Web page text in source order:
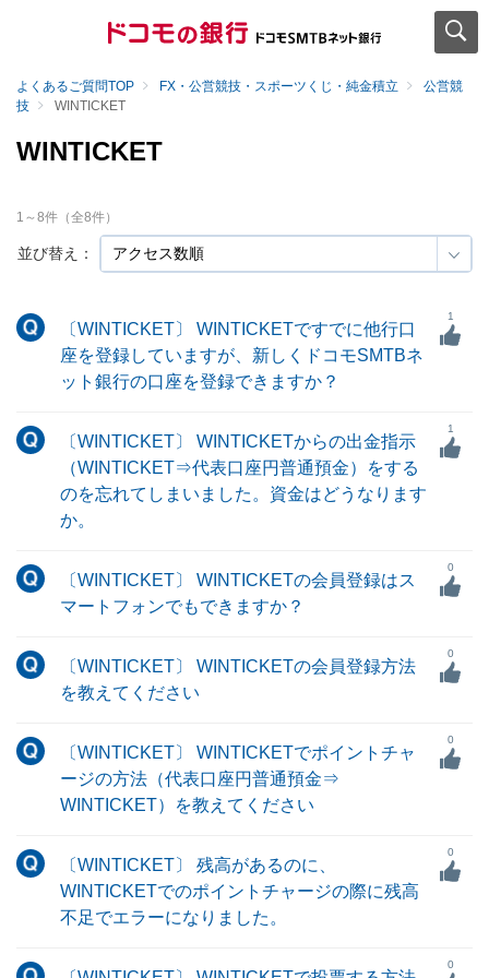
よくあるご質問TOP FX・公営競技・スポーツくじ・純金積立
公営競
技
WINTICKET
WINTICKET
並び替え：
1 ～8件（全8件）
〔WINTICKET〕 WINTICKETですでに他行口
座を登録していますが、新しくドコモSMTBネ
ット銀行の口座を登録できますか？
1
〔WINTICKET〕 WINTICKETからの出金指示
（WINTICKET⇒代表口座円普通預金）をする
のを忘れてしまいました。資金はどうなります
か。
1
〔WINTICKET〕 WINTICKETの会員登録はス
マートフォンでもできますか？
0
〔WINTICKET〕 WINTICKETの会員登録方法
を教えてください
0
〔WINTICKET〕 WINTICKETでポイントチャ
ージの方法（代表口座円普通預金⇒
WINTICKET）を教えてください
0
〔WINTICKET〕 残高があるのに、
WINTICKETでのポイントチャージの際に残高
不足でエラーになりました。
0
0